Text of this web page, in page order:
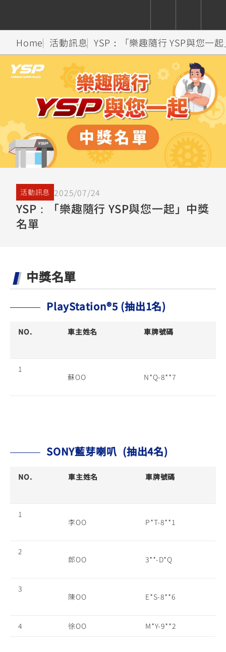
Sport
Hyper
Naked
Sport
Heritage
YZF-R9
550+
550+
YZF-R3
YZF-R15
150
MT-
09
Y-
AMT
MT-
09
550+
03
XSR
700
550+
155
Premium Sport FashionAdventureFamily
TMAX
550+
251~549
AUGUR
150
CYGNUS
XR
150
CYGNUS
X
150
RS NEO
Limi
125
BW'S
125
AXIS
Z /
Zii
125
JOG
CUXiE
2.5 kw
追蹤愛車
我的愛車 瀏覽紀錄
Home 活動訊息 YSP：「樂趣隨行 YSP與您一
活動訊息 2025/07/24
YSP：「樂趣隨行 YSP與您一起」中獎
名單
中獎名單
PlayStation®5 (抽出1名)
NO. 車主姓名 車牌號碼
1
蘇OO
N*Q-8**7
SONY藍芽喇叭 (抽出4名)
NO. 車主姓名 車牌號碼
1
李OO
P*T-8**1
2
郎OO
3**-D*Q
3
陳OO
E*S-8**6
4 徐OO M*Y-9**2